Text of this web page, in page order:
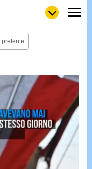
LOLGULP
LOVE
WOW
POP
NEWS
STORIE
VIDEO
& TV
preferite